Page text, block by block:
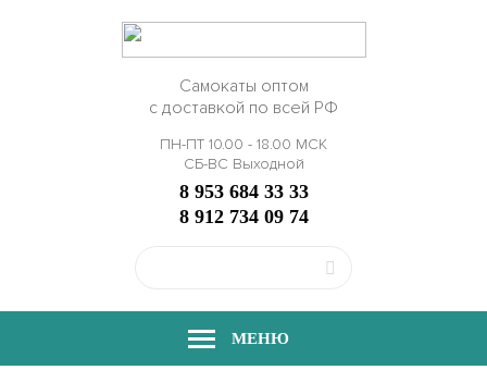
Самокаты оптом
с доставкой по всей РФ
ПН-ПТ 10.00 - 18.00 МСК
СБ-ВС Выходной
8 953 684 33 33
8 912 734 09 74
МЕНЮ